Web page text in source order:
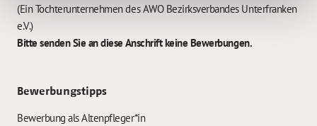
(Ein Tochterunternehmen des AWO Bezirksverbandes Unterfranken
e.V.)
Bitte senden Sie an diese Anschrift keine Bewerbungen.
Bewerbungstipps
Bewerbung als Altenpfleger*in